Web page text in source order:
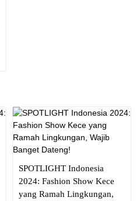
SPOTLIGHT Indonesia
2024: Fashion Show Kece
yang Ramah Lingkungan,